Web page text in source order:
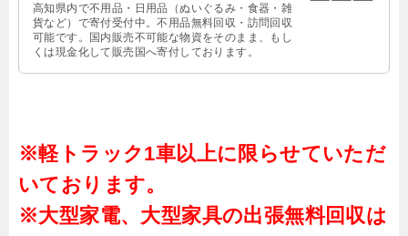
高知県内で不用品・日用品（ぬいぐるみ・食器・雑
貨など）で寄付受付中。不用品無料回収・訪問回収
可能です。国内販売不可能な物資をそのまま、もし
くは現金化して販売国へ寄付しております。
※軽トラック1車以上に限らせていただ
いております。
※大型家電、大型家具の出張無料回収は